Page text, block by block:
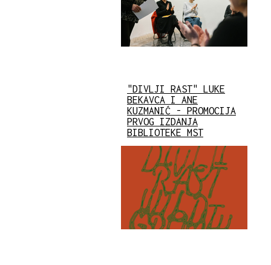
"DIVLJI RAST" LUKE
BEKAVCA I ANE
KUZMANIĆ - PROMOCIJA
PRVOG IZDANJA
BIBLIOTEKE MST